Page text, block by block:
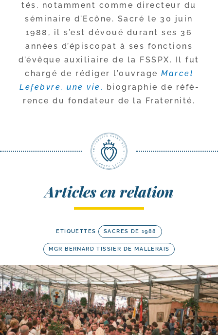
tés, notam­ment comme direc­teur du
sémi­naire d’Ecône. Sacré le 30 juin
1988, il s’est dévoué durant ses 36
années d’é­pis­co­pat à ses fonc­tions
d’é­vêque auxi­liaire de la FSSPX. Il fut
char­gé de rédi­ger l’ou­vrage Marcel
Lefebvre, une vie , bio­gra­phie de réfé­
rence du fon­da­teur de la Fraternité.
Articles en relation
ETIQUETTES SACRES DE 1988
MGR BERNARD TISSIER DE MALLERAIS